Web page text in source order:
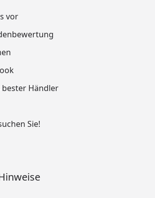
vor
Händler
Sie!